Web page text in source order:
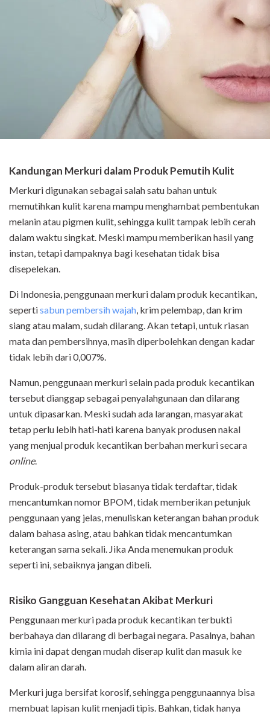
Kandungan Merkuri dalam Produk Pemutih Kulit
Merkuri digunakan sebagai salah satu bahan untuk
memutihkan kulit karena mampu menghambat pembentukan
melanin atau pigmen kulit, sehingga kulit tampak lebih cerah
dalam waktu singkat. Meski mampu memberikan hasil yang
instan, tetapi dampaknya bagi kesehatan tidak bisa
disepelekan.
Di Indonesia, penggunaan merkuri dalam produk kecantikan,
sepertisabun pembersih wajah , krim pelembap, dan krim
siang atau malam, sudah dilarang. Akan tetapi, untuk riasan
mata dan pembersihnya, masih diperbolehkan dengan kadar
tidak lebih dari 0,007%.
Namun, penggunaan merkuri selain pada produk kecantikan
tersebut dianggap sebagai penyalahgunaan dan dilarang
untuk dipasarkan. Meski sudah ada larangan, masyarakat
tetap perlu lebih hati-hati karena banyak produsen nakal
yang menjual produk kecantikan berbahan merkuri secara
online.
Produk-produk tersebut biasanya tidak terdaftar, tidak
mencantumkan nomor BPOM, tidak memberikan petunjuk
penggunaan yang jelas, menuliskan keterangan bahan produk
dalam bahasa asing, atau bahkan tidak mencantumkan
keterangan sama sekali. Jika Anda menemukan produk
seperti ini, sebaiknya jangan dibeli.
Risiko Gangguan Kesehatan Akibat Merkuri
Penggunaan merkuri pada produk kecantikan terbukti
berbahaya dan dilarang di berbagai negara. Pasalnya, bahan
kimia ini dapat dengan mudah diserap kulit dan masuk ke
dalam aliran darah.
Merkuri juga bersifat korosif, sehingga penggunaannya bisa
membuat lapisan kulit menjadi tipis. Bahkan, tidak hanya